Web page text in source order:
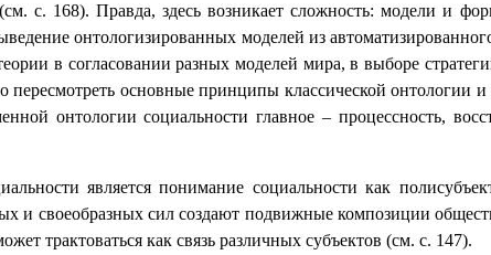
с. 168). Правда, здесь возникает сложность: модели и
онтологизированных моделей из
в согласовании разных моделей мира, в выборе
пересмотреть основные принципы классической онтологии
онтологии социальности главное – процессность,
является понимание социальности как
и своеобразных сил создают подвижные композиции
трактоваться как связь различных субъектов (см. с. 147).